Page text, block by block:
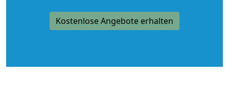
Kostenlose Angebote erhalten